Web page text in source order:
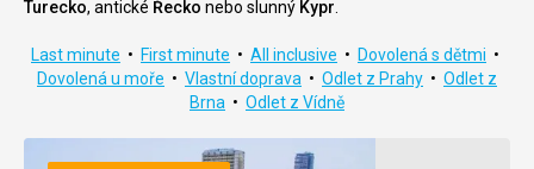
Turecko, antické Řecko nebo slunný Kypr
Last minute • First minute • All inclusive • Dovolená s dětmi •
Dovolená u moře • Vlastní doprava • Odlet z Prahy • Odlet z
Brna • Odlet z Vídně